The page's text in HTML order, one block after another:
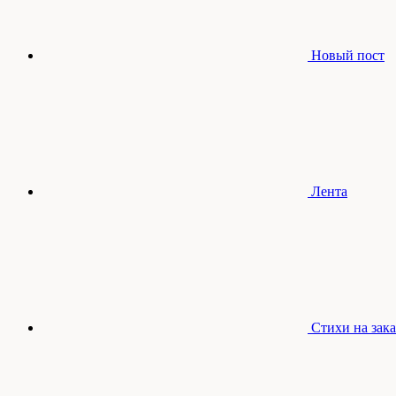
Новый пост
Лента
Стихи на